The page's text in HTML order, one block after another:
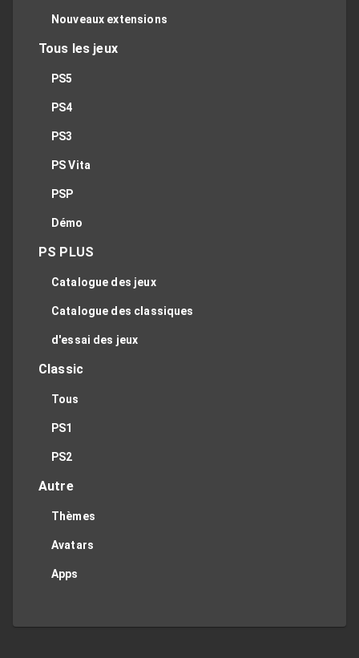
Nouveaux extensions
Tous les jeux
PS5
PS4
PS3
PS Vita
PSP
Démo
PS PLUS
Catalogue des jeux
Catalogue des classiques
d'essai des jeux
Classic
Tous
PS1
PS2
Autre
Thèmes
Avatars
Apps